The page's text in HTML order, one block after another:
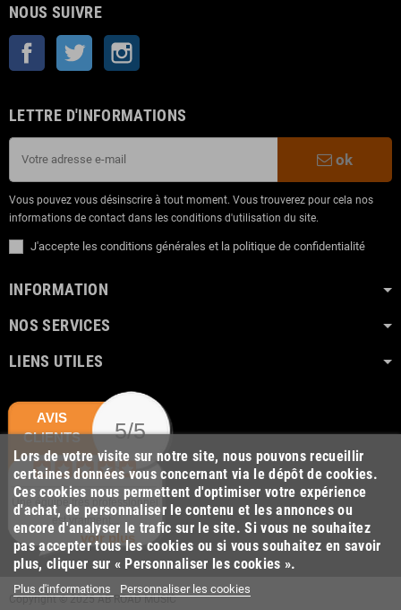
NOUS SUIVRE
Facebook Twitter
LETTRE D'INFORMATIONS
ok
Vous pouvez vous désinscrire à tout moment. Vous trouverez pour cela nos
informations de contact dans les conditions d'utilisation du site.
J'accepte les conditions générales et la politique de confidentialité
INFORMATION
NOS SERVICES
LIENS UTILES
Lors de votre visite sur notre site, nous pouvons recueillir
certaines données vous concernant via le dépôt de cookies.
Ces cookies nous permettent d'optimiser votre expérience
d'achat, de personnaliser le contenu et les annonces ou
encore d'analyser le trafic sur le site. Si vous ne souhaitez
pas accepter tous les cookies ou si vous souhaitez en savoir
plus, cliquer sur « Personnaliser les cookies ».
Plus d'informations Personnaliser les cookies
AVIS
CLIENTS
5/5
Une équipe très professionnel
est vraiment...
voir plus
Copyright © 2025 AB ROAD MUSIC